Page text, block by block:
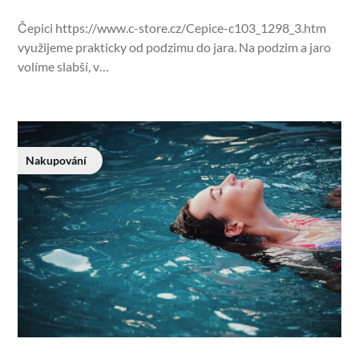
Čepici https://www.c-store.cz/Cepice-c103_1298_3.htm
využijeme prakticky od podzimu do jara. Na podzim a jaro
volíme slabší, v…
Nakupování